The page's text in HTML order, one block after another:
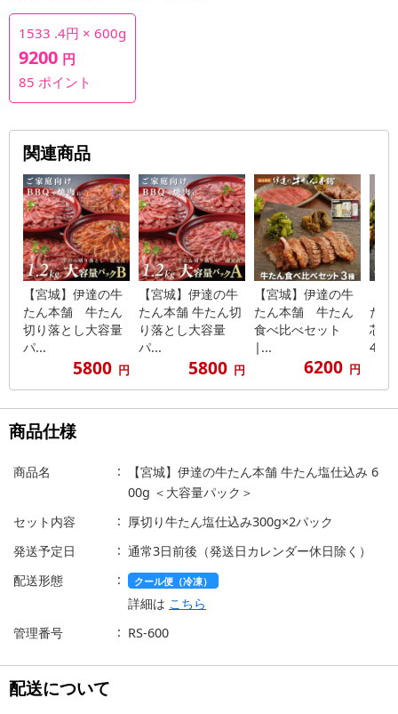
1533 .4円 × 600g
9200 円
85 ポイント
関連商品
【宮城】伊達の牛
たん本舗 牛たん
切り落とし大容量
パ...
5800 円
【宮城】伊達の牛
たん本舗 牛たん切
り落とし大容量
パ...
5800 円
【宮城】伊達の牛
たん本舗 牛たん
食べ比べセット
|...
6200 円
た
芯
4...
商品仕様
商品名
【宮城】伊達の牛たん本舗 牛たん塩仕込み 6
00g ＜大容量パック＞
セット内容
厚切り牛たん塩仕込み300g×2パック
発送予定日
通常3日前後（発送日カレンダー休日除く）
配送形態
クール便（冷凍）
詳細は こちら
管理番号
RS-600
配送について